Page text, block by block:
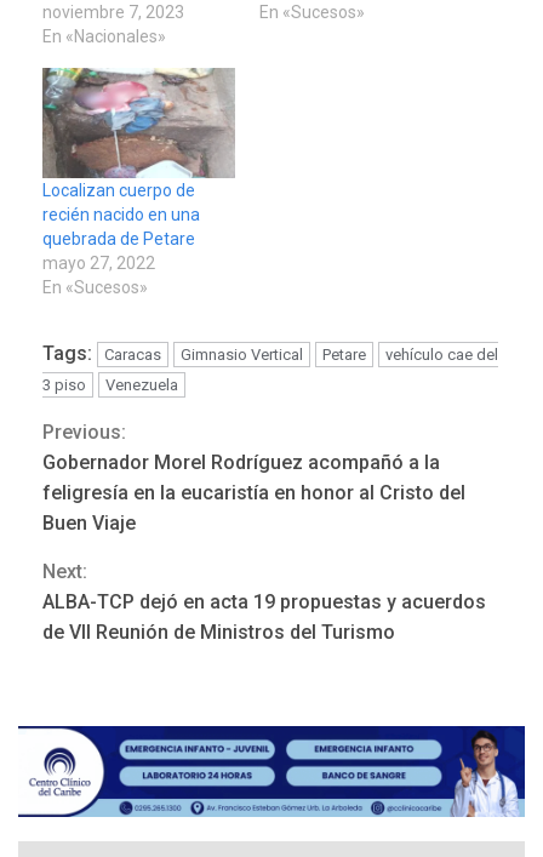
noviembre 7, 2023
En «Nacionales»
En «Sucesos»
Localizan cuerpo de
recién nacido en una
quebrada de Petare
mayo 27, 2022
En «Sucesos»
Tags: Caracas Gimnasio Vertical Petare
vehículo cae del
3 piso
Venezuela
Continue
Reading
Previous:
Gobernador Morel Rodríguez acompañó a la
feligresía en la eucaristía en honor al Cristo del
Buen Viaje
Next:
ALBA-TCP dejó en acta 19 propuestas y acuerdos
de VII Reunión de Ministros del Turismo
REGIONALES
Mariño fortalece capacidad
gestión
REGIONALES ÚLTIMA HORA
Reparan hundimiento de la
«Juan Bautista Arismendi» a